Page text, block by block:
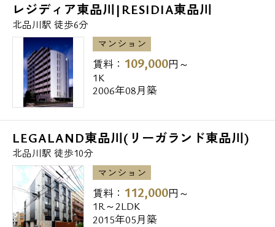
【周辺環境】
◆ショッピングセンター
天王洲郵船ビルNAGI 509m
天王洲シーフォートスクエア 725m
◆スーパー
マルエツプチ品川橋店 195m
マルエツプチ北品川一丁目店 659m
◆コンビニ
ローソン東品川一丁目店 140m
サンクス東品川店 146m
ローソン東品川海岸通店 325m
レジディア東品川|RESIDIA東品川
北品川駅 徒歩6分
マンション
賃料： 109,000円～
1K
2006年08月築
LEGALAND東品川(リーガランド東品川)
北品川駅 徒歩10分
マンション
賃料： 112,000円～
1R～2LDK
2015年05月築
営業時間 10：00～18：00
メールでお問い合わせ
お問い合わせ